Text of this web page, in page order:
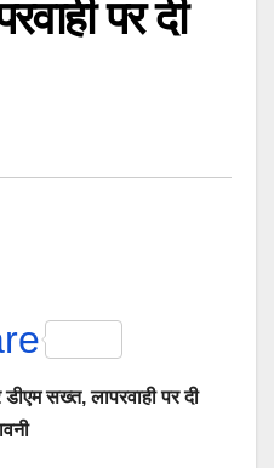
पर दी
सख्त, लापरवाही पर दी